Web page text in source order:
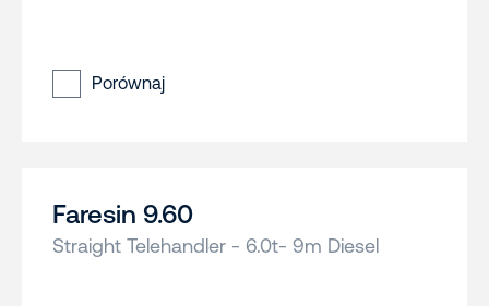
Porównaj
Faresin 9.60
Straight Telehandler - 6.0t- 9m Diesel